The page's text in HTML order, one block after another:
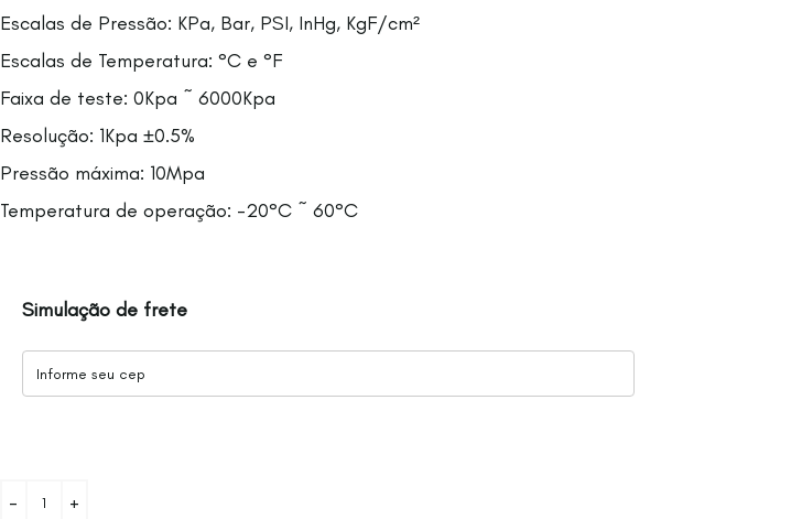
Escalas de Pressão: KPa, Bar, PSI, InHg, KgF/cm²
Escalas de Temperatura: °C e °F
Faixa de teste: 0Kpa ~ 6000Kpa
Resolução: 1Kpa ±0.5%
Pressão máxima: 10Mpa
Temperatura de operação: -20°C ~ 60°C
Simulação de frete